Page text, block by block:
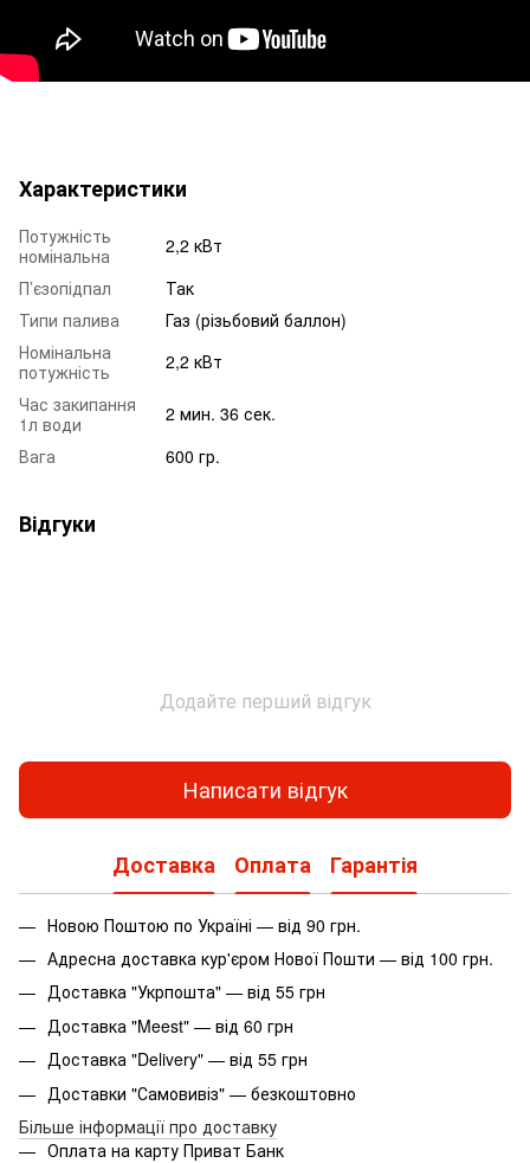
Характеристики
Потужність
номінальна
2,2 кВт
П’єзопідпал
Так
Типи палива
Газ (різьбовий баллон)
Номінальна
потужність
2,2 кВт
Час закипання
1л води
2 мин. 36 сек.
Вага
600 гр.
Відгуки
Додайте перший відгук
Написати відгук
Доставка Оплата Гарантія
Новою Поштою по Україні — від 90 грн.
Адресна доставка кур'єром Нової Пошти — від 100 грн.
Доставка "Укрпошта" — від 55 грн
Доставка "Meest" — від 60 грн
Доставка "Delivery" — від 55 грн
Доставки "Самовивіз" — безкоштовно
Більше інформації про доставку
Оплата на карту Приват Банк